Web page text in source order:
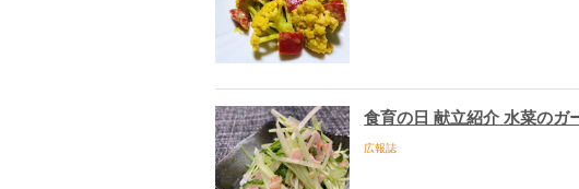
食育の日 献立紹介 水菜のガ
広報誌